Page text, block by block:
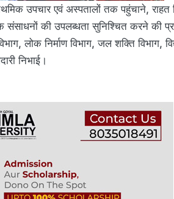
उपचार एवं अस्पतालों तक पहुंचाने, राहत
संसाधनों की उपलब्धता सुनिश्चित करने की
लोक निर्माण विभाग, जल शक्ति विभाग,
निभाई।